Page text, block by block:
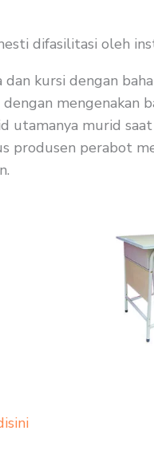
difasilitasi oleh
kursi dengan
mengenakan
murid
produsen perabot